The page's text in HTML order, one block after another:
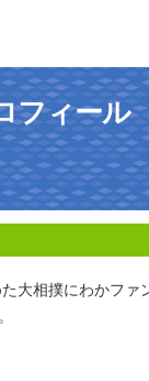
フィール
大相撲にわかファ